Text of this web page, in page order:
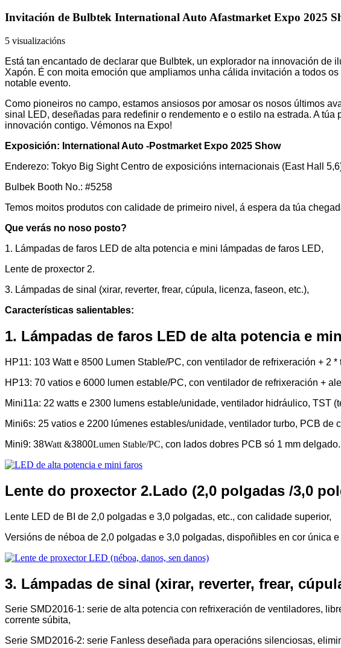
Invitación de Bulbtek International Auto Afastmarket Expo 2025
5 visualizacións
Está tan encantado de declarar que Bulbtek, un explorador na innovación de
Xapón. É con moita emoción que ampliamos unha cálida invitación a todos
notable evento.
Como pioneiros no campo, estamos ansiosos por amosar os nosos últimos
sinal LED, deseñadas para redefinir o rendemento e o estilo na estrada. A
innovación contigo. Vémonos na Expo!
Exposición: International Auto -Postmarket Expo 2025 Show
Enderezo: Tokyo Big Sight Centro de exposicións internacionais (East Hall
Bulbek Booth No.: #5258
Temos moitos produtos con calidade de primeiro nivel, á espera da túa
Que verás no noso posto?
1. Lámpadas de faros LED de alta potencia e mini lámpadas de faros LED,
Lente de proxector 2.
3. Lámpadas de sinal (xirar, reverter, frear, cúpula, licenza, faseon, etc.),
Características salientables:
1. Lámpadas de faros LED de alta potencia e
HP11: 103 Watt e 8500 Lumen Stable/PC, con ventilador de refrixeración + 2 *
HP13: 70 vatios e 6000 lumen estable/PC, con ventilador de refrixeración +
Mini11a: 22 watts e 2300 lumens estable/unidade, ventilador hidráulico, TST
Mini6s: 25 vatios e 2200 lúmenes estables/unidade, ventilador turbo, PCB de
Mini9: 38Watt &3800Lumen Stable/PC, con lados dobres PCB só 1 mm delgado.
Lente do proxector 2.Lado (2,0 polgadas /3,0
Lente LED de BI de 2,0 polgadas e 3,0 polgadas, etc., con calidade superior,
Versións de néboa de 2,0 polgadas e 3,0 polgadas, dispoñibles en cor única e
3. Lámpadas de sinal (xirar, reverter, frear,
Serie SMD2016-1: serie de alta potencia con refrixeración de ventiladores,
corrente súbita,
Serie SMD2016-2: serie Fanless deseñada para operacións silenciosas,